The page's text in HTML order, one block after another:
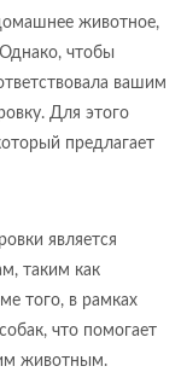
животное,
чтобы
вашим
Для этого
предлагает
является
таким как
того, в рамках
что помогает
животным.